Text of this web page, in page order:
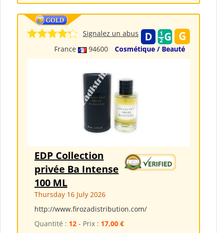
France 94600 Cosmétique / Beauté
Signalez un abus
EDP Collection
privée Ba Intense
100 ML
Thursday 16 July 2026
http://www.firozadistribution.com/
Quantité : 12 - Prix : 17,00 €